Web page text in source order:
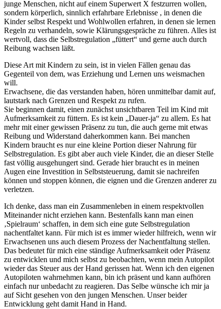
junge Menschen, nicht auf einem Superwert X festzurren wollen,
sondern körperlich, sinnlich erfahrbare Erlebnisse , in denen die
Kinder selbst Respekt und Wohlwollen erfahren, in denen sie lernen
Regeln zu verhandeln, sowie Klärungsgespräche zu führen. Alles ist
wertvoll, dass die Selbstregulation „füttert“ und gerne auch durch
Reibung wachsen läßt.
Diese Art mit Kindern zu sein, ist in vielen Fällen genau das
Gegenteil von dem, was Erziehung und Lernen uns weismachen
will.
Erwachsene, die das verstanden haben, hören unmittelbar damit auf,
lautstark nach Grenzen und Respekt zu rufen.
Sie beginnen damit, einen zunächst unsichtbaren Teil im Kind mit
Aufmerksamkeit zu füttern. Es ist kein „Dauer-ja“ zu allem. Es hat
mehr mit einer gewissen Präsenz zu tun, die auch gerne mit etwas
Reibung und Widerstand daherkommen kann. Bei manchen
Kindern braucht es nur eine kleine Portion dieser Nahrung für
Selbstregulation. Es gibt aber auch viele Kinder, die an dieser Stelle
fast völlig ausgehungert sind. Gerade hier braucht es in meinen
Augen eine Investition in Selbststeuerung, damit sie nachreifen
können und stoppen können, die eignen und die Grenzen anderer zu
verletzen.
Ich denke, dass man ein Zusammenleben in einem respektvollen
Miteinander nicht erziehen kann. Bestenfalls kann man einen
‚Spielraum‘ schaffen, in dem sich eine gute Selbstregulation
nachentfaltet kann. Für mich ist es immer wieder hilfreich, wenn wir
Erwachsenen uns auch diesem Prozess der Nachentfaltung stellen.
Das bedeutet für mich eine ständige Aufmerksamkeit oder Präsenz
zu entwicklen und mich selbst zu beobachten, wenn mein Autopilot
wieder das Steuer aus der Hand gerissen hat. Wenn ich den eigenen
Autopiloten wahrnehmen kann, bin ich präsent und kann aufhören
einfach nur unbedacht zu reagieren. Das Selbe wünsche ich mir ja
auf Sicht gesehen von den jungen Menschen. Unser beider
Entwicklung geht damit Hand in Hand.